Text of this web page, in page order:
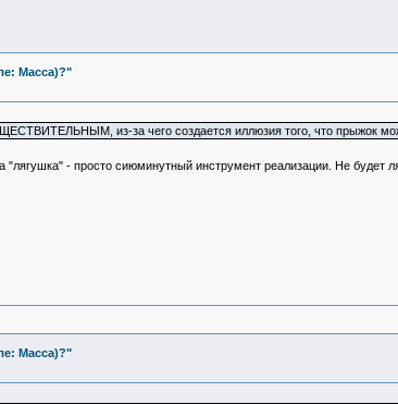
Масса)?"
из-за чего создается иллюзия того, что прыжок
- просто сиюминутный инструмент реализации. Не будет
Масса)?"